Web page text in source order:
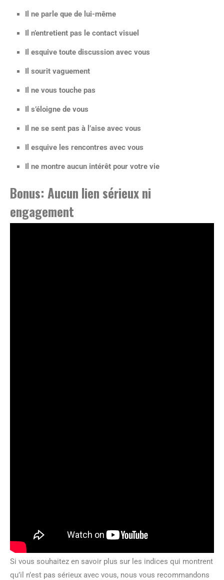
Il ne parle que de lui-même
Il n’entretient pas le contact visuel
Il esquive toute discussion avec vous
Il sourit vaguement
Il ne vous touche pas
Il s’éloigne de vous
Il ne se sent pas à l’aise avec vous
Il esquive les rencontres avec vous
Il ne montre aucun intérêt pour votre vie
Bonus: Aucun lien sérieux ni
engagement
Si vous souhaitez en savoir plus sur les indices qui montrent
qu’il n’est pas sérieux avec vous, nous vous recommandons